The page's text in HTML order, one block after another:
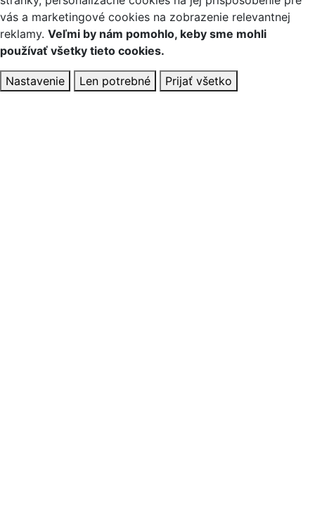
vás a marketingové cookies na zobrazenie relevantnej
reklamy. Veľmi by nám pomohlo, keby sme mohli
používať všetky tieto cookies.
Nastavenie Len potrebné Prijať všetko